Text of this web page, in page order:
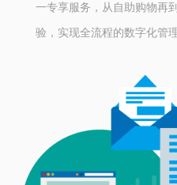
一专享服务，从自助购物再
验，实现全流程的数字化管